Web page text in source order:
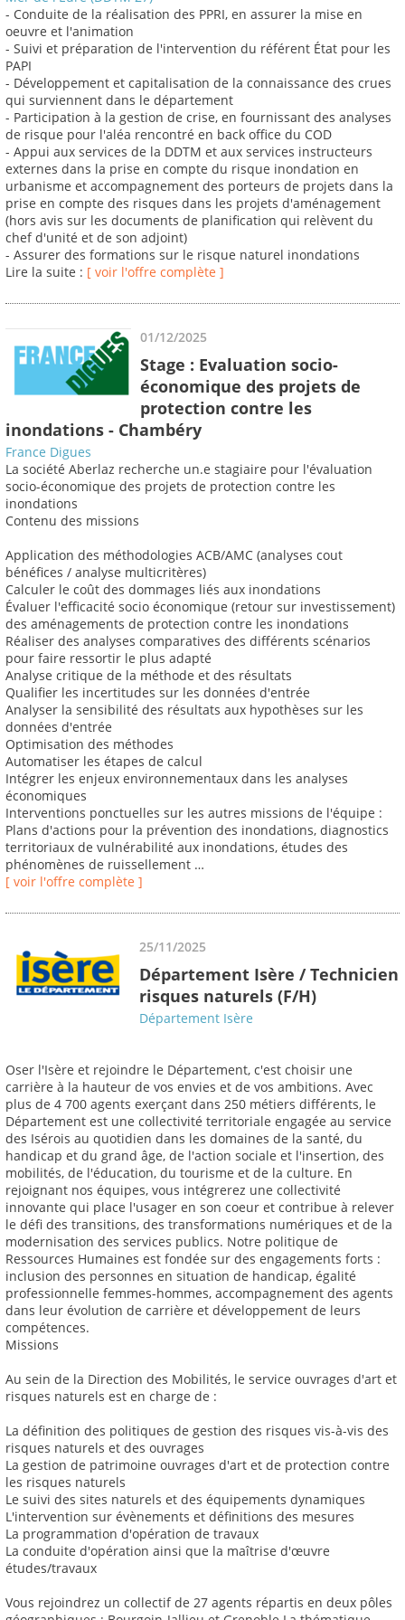
- Conduite de la réalisation des PPRI, en assurer la mise en
oeuvre et l'animation
- Suivi et préparation de l'intervention du référent État pour les
PAPI
- Développement et capitalisation de la connaissance des crues
qui surviennent dans le département
- Participation à la gestion de crise, en fournissant des analyses
de risque pour l'aléa rencontré en back office du COD
- Appui aux services de la DDTM et aux services instructeurs
externes dans la prise en compte du risque inondation en
urbanisme et accompagnement des porteurs de projets dans la
prise en compte des risques dans les projets d'aménagement
(hors avis sur les documents de planification qui relèvent du
chef d'unité et de son adjoint)
- Assurer des formations sur le risque naturel inondations
Lire la suite : [ voir l'offre complète ]
01/12/2025
Stage : Evaluation socio-
économique des projets de
protection contre les
inondations - Chambéry
France Digues
La société Aberlaz recherche un.e stagiaire pour l'évaluation
socio-économique des projets de protection contre les
inondations
Contenu des missions
Application des méthodologies ACB/AMC (analyses cout
bénéfices / analyse multicritères)
Calculer le coût des dommages liés aux inondations
Évaluer l'efficacité socio économique (retour sur investissement)
des aménagements de protection contre les inondations
Réaliser des analyses comparatives des différents scénarios
pour faire ressortir le plus adapté
Analyse critique de la méthode et des résultats
Qualifier les incertitudes sur les données d'entrée
Analyser la sensibilité des résultats aux hypothèses sur les
données d'entrée
Optimisation des méthodes
Automatiser les étapes de calcul
Intégrer les enjeux environnementaux dans les analyses
économiques
Interventions ponctuelles sur les autres missions de l'équipe :
Plans d'actions pour la prévention des inondations, diagnostics
territoriaux de vulnérabilité aux inondations, études des
phénomènes de ruissellement …
[ voir l'offre complète ]
25/11/2025
Département Isère / Technicien
risques naturels (F/H)
Département Isère
Oser l'Isère et rejoindre le Département, c'est choisir une
carrière à la hauteur de vos envies et de vos ambitions. Avec
plus de 4 700 agents exerçant dans 250 métiers différents, le
Département est une collectivité territoriale engagée au service
des Isérois au quotidien dans les domaines de la santé, du
handicap et du grand âge, de l'action sociale et l'insertion, des
mobilités, de l'éducation, du tourisme et de la culture. En
rejoignant nos équipes, vous intégrerez une collectivité
innovante qui place l'usager en son coeur et contribue à relever
le défi des transitions, des transformations numériques et de la
modernisation des services publics. Notre politique de
Ressources Humaines est fondée sur des engagements forts :
inclusion des personnes en situation de handicap, égalité
professionnelle femmes-hommes, accompagnement des agents
dans leur évolution de carrière et développement de leurs
compétences.
Missions
Au sein de la Direction des Mobilités, le service ouvrages d'art et
risques naturels est en charge de :
La définition des politiques de gestion des risques vis-à-vis des
risques naturels et des ouvrages
La gestion de patrimoine ouvrages d'art et de protection contre
les risques naturels
Le suivi des sites naturels et des équipements dynamiques
L'intervention sur évènements et définitions des mesures
La programmation d'opération de travaux
La conduite d'opération ainsi que la maîtrise d'œuvre
études/travaux
Vous rejoindrez un collectif de 27 agents répartis en deux pôles